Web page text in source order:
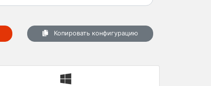
Копировать конфигурацию